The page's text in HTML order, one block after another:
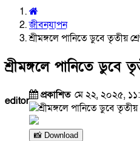
জীবনযাপন
শ্রীমঙ্গলে পানিতে ডুবে তৃতীয়
শ্রীমঙ্গলে পানিতে ডুবে
editor প্রকাশিত মে ২২, ২০২৫,
📸 Download